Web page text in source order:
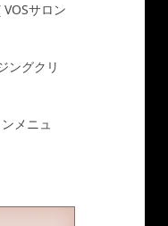
サロン
ングクリ
メニュ